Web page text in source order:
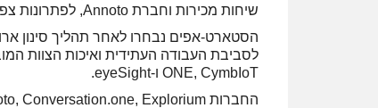
שיחות מכירות וחברת Annoto, לפתרונות צפייה אקטיבית לווידאו.
הסטארט-אפים נבחרו לאחר תהליך סינון
ONE, CymbIoT ו-eyeSight.